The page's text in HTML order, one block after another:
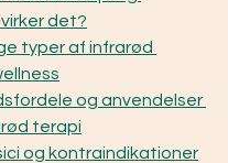
det?
typer af infrarød
og anvendelser
terapi
og kontraindikationer